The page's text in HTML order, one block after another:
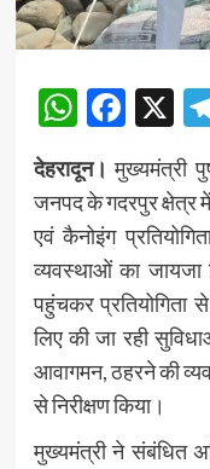
X
देहरादून। मुख्यमंत्री
जनपद के गदरपुर क्षेत्र में
एवं कैनोइंग
व्यवस्थाओं का
पहुंचकर प्रतियोगिता
लिए की जा रही
आवागमन, ठहरने की
से निरीक्षण किया।
मुख्यमंत्री ने संबंधित